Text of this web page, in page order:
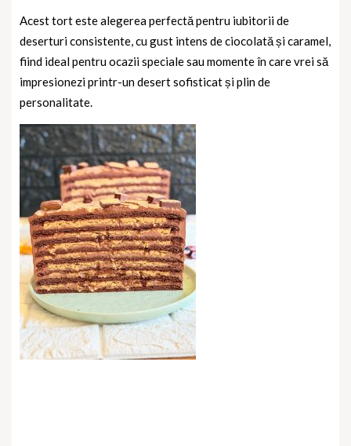
Acest tort este alegerea perfectă pentru iubitorii de
deserturi consistente, cu gust intens de ciocolată și caramel,
fiind ideal pentru ocazii speciale sau momente în care vrei să
impresionezi printr-un desert sofisticat și plin de
personalitate.